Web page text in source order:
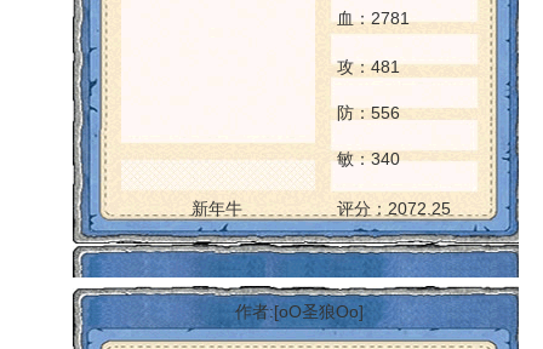
血：2781
攻：481
防：556
敏：340
新年牛 评分：2072.25
作者:[oO圣狼Oo]